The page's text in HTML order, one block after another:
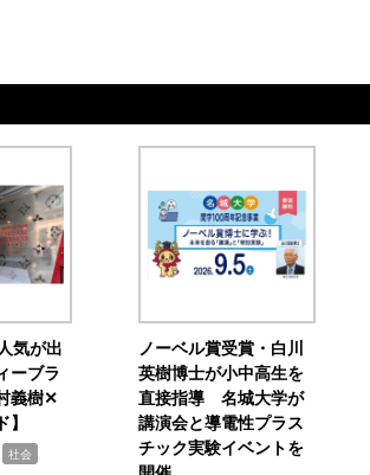
気が出
ーブラ
義樹✕
社会
ノーベル賞受賞・白川
英樹博士が小中高生を
直接指導 名城大学が
講演会と導電性プラス
チック実験イベントを